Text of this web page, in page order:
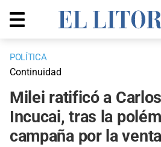
POLÍTICA
Continuidad
Milei ratificó a
Incucai, tras la
campaña por la